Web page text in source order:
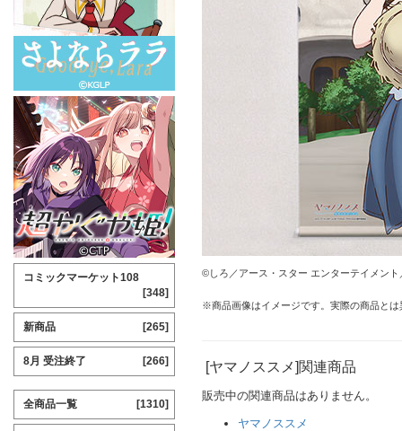
©しろ／アース・スター エンターテイメン
※商品画像はイメージです。実際の商品と
[ヤマノススメ]関連商品
販売中の関連商品はありません。
ヤマノススメ
コミックマーケット108
[348]
新商品 [265]
8月 受注終了 [266]
全商品一覧 [1310]